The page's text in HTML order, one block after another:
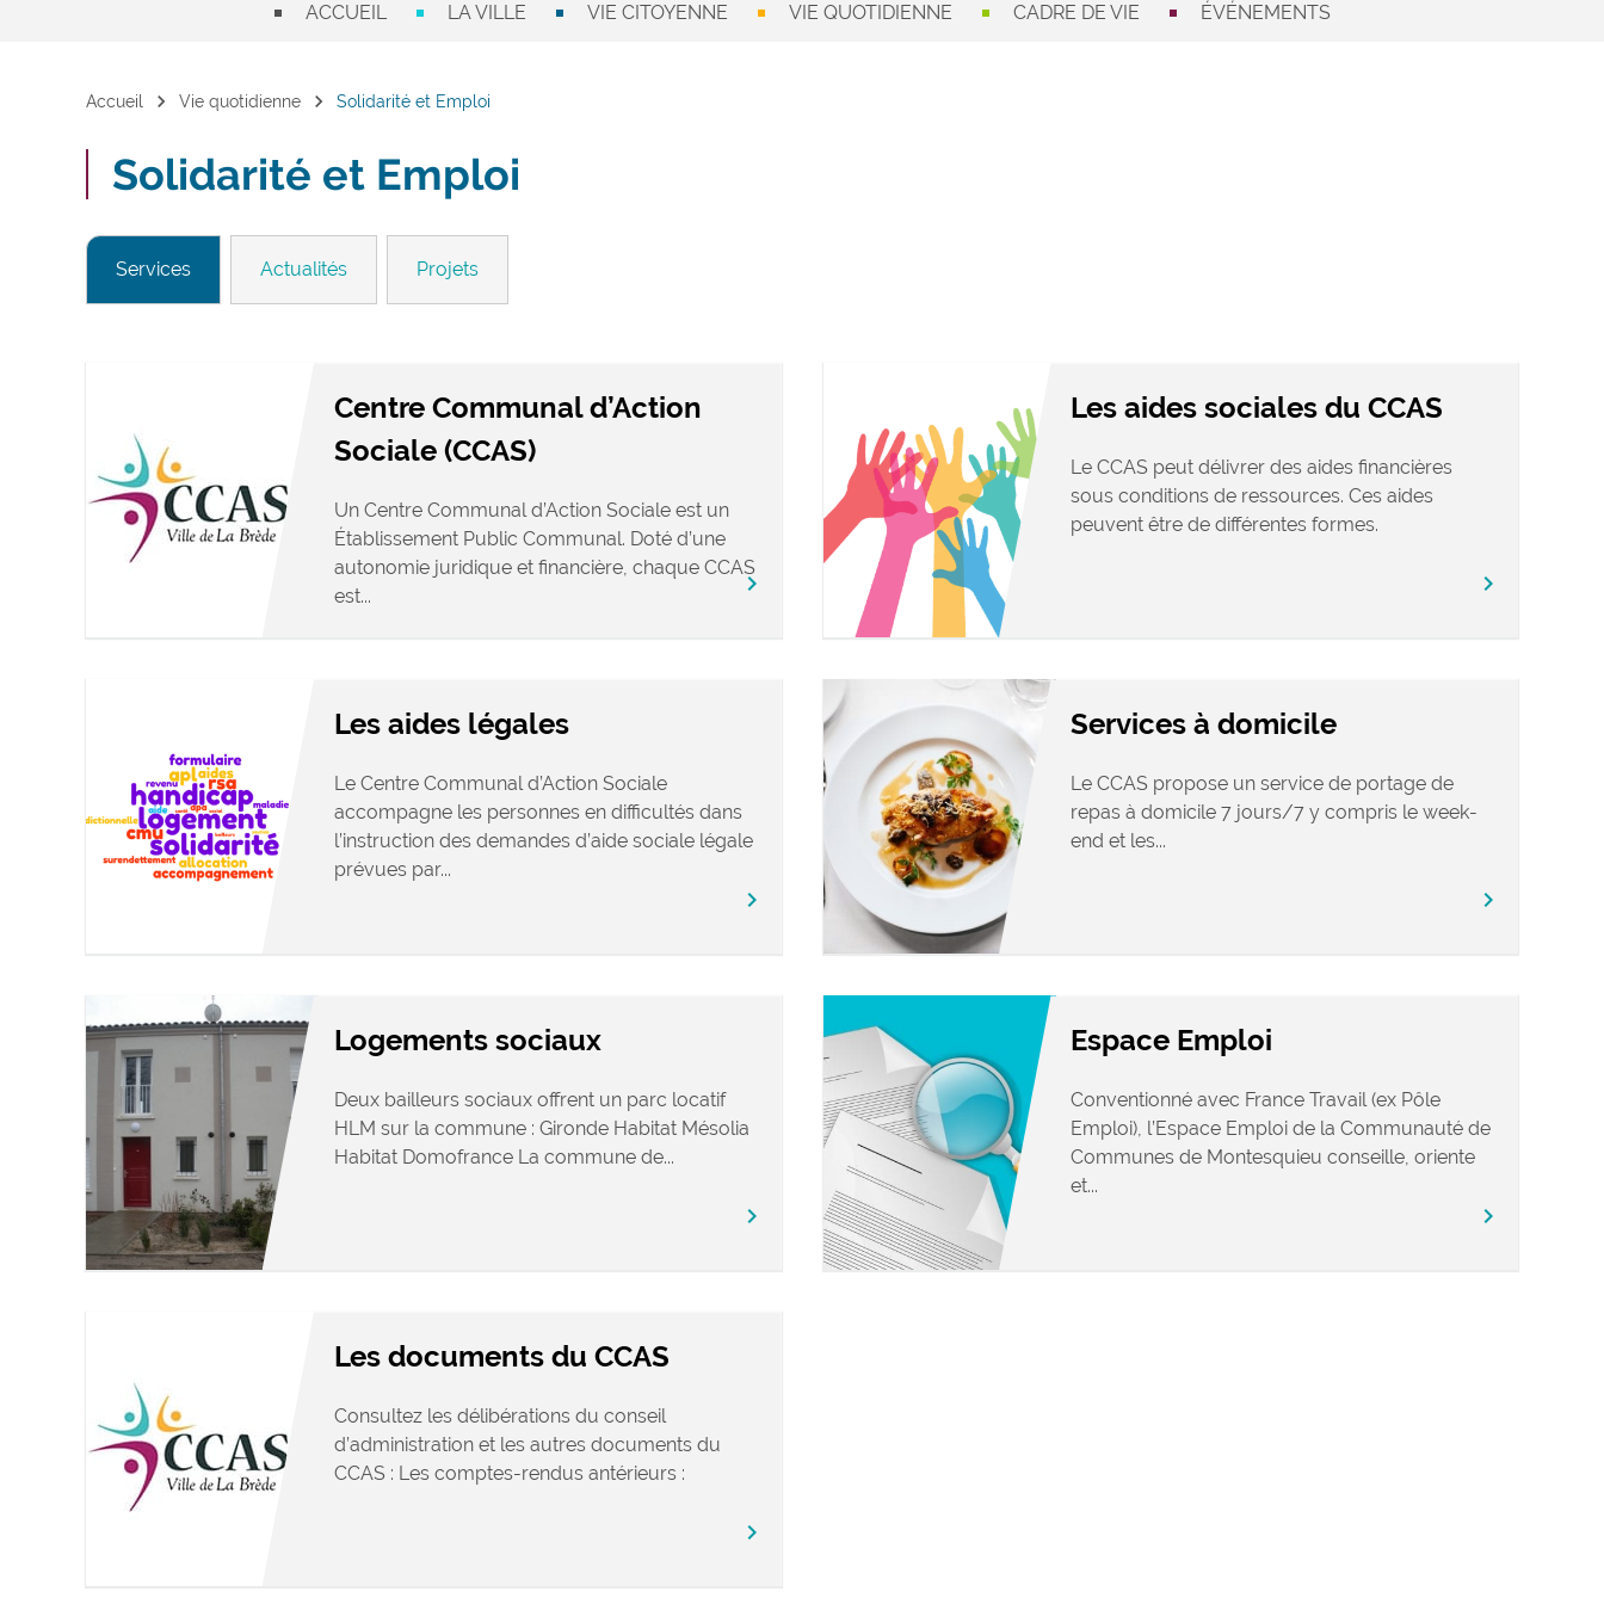
ACCUEIL LA VILLE VIE CITOYENNE VIE QUOTIDIENNE CADRE DE VIE ÉVÉNEMENTS
Accueil chevron_right Vie quotidienne chevron_right Solidarité et Emploi
Solidarité et Emploi
Services Actualités Projets
Centre Communal d’Action
Sociale (CCAS)
Un Centre Communal d’Action Sociale est un
Établissement Public Communal. Doté d’une
autonomie juridique et financière, chaque CCAS
est...
chevron_right
Les aides sociales du CCAS
Le CCAS peut délivrer des aides financières
sous conditions de ressources. Ces aides
peuvent être de différentes formes.
chevron_right
Les aides légales
Le Centre Communal d’Action Sociale
accompagne les personnes en difficultés dans
l’instruction des demandes d’aide sociale légale
prévues par...
chevron_right
Services à domicile
Le CCAS propose un service de portage de
repas à domicile 7 jours/7 y compris le week-
end et les...
chevron_right
Logements sociaux
Deux bailleurs sociaux offrent un parc locatif
HLM sur la commune : Gironde Habitat Mésolia
Habitat Domofrance La commune de...
chevron_right
Espace Emploi
Conventionné avec France Travail (ex Pôle
Emploi), l’Espace Emploi de la Communauté de
Communes de Montesquieu conseille, oriente
et...
chevron_right
Les documents du CCAS
Consultez les délibérations du conseil
d’administration et les autres documents du
CCAS : Les comptes-rendus antérieurs :
chevron_right